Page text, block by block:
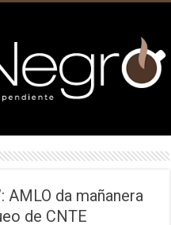
AMLO da mañanera
de CNTE